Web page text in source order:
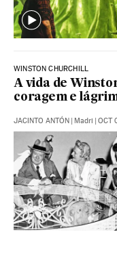
WINSTON CHURCHILL
A vida de
coragem e
JACINTO ANTÓN | Madri | OCT